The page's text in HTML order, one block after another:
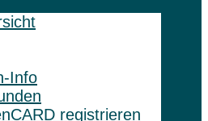
Info
registrieren